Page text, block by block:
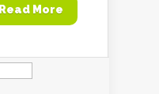
Read More